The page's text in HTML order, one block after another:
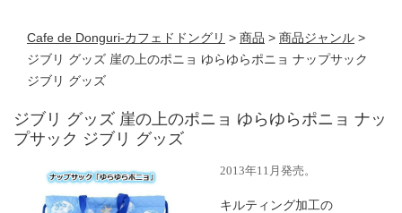
i
g
a
t
o
n
Cafe de Donguri- カフェドドングリ > 商品 > 商品ジャンル >
ジブリ グッズ 崖の上のポニョ ゆらゆらポニョ ナップサック
ジブリ グッズ
ジブリ グッズ 崖の上のポニョ ゆらゆらポニョ ナッ
プサック ジブリ グッズ
2013年11月発売。
キルティング加工の